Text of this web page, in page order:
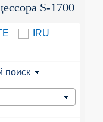
S-1700
IRU
поиск